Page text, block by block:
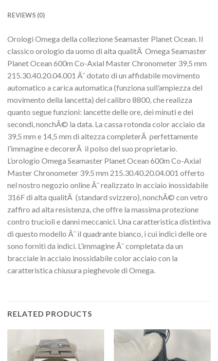
REVIEWS (0)
Orologi Omega della collezione Seamaster Planet Ocean. Il
classico orologio da uomo di alta qualitÃ Omega Seamaster
Planet Ocean 600m Co-Axial Master Chronometer 39,5 mm
215.30.40.20.04.001 Ã¨ dotato di un affidabile movimento
automatico a carica automatica (funziona sull’ampiezza del
movimento della lancetta) del calibro 8800, che realizza
quanto segue funzioni: lancette delle ore, dei minuti e dei
secondi, nonchÃ© la data. La cassa rotonda color acciaio da
39,5 mm e 14,5 mm di altezza completerÃ perfettamente
l’immagine e decorerÃ il polso del suo proprietario.
L’orologio Omega Seamaster Planet Ocean 600m Co-Axial
Master Chronometer 39.5 mm 215.30.40.20.04.001 offerto
nel nostro negozio online Ã¨ realizzato in acciaio inossidabile
316F di alta qualitÃ (standard svizzero), nonchÃ© con vetro
zaffiro ad alta resistenza, che offre la massima protezione
contro trucioli e danni meccanici. Una caratteristica distintiva
di questo modello Ã¨ il quadrante bianco, i cui indici delle ore
sono forniti da indici. L’immagine Ã¨ completata da un
bracciale in acciaio inossidabile color acciaio con la
caratteristica chiusura pieghevole di Omega.
RELATED PRODUCTS